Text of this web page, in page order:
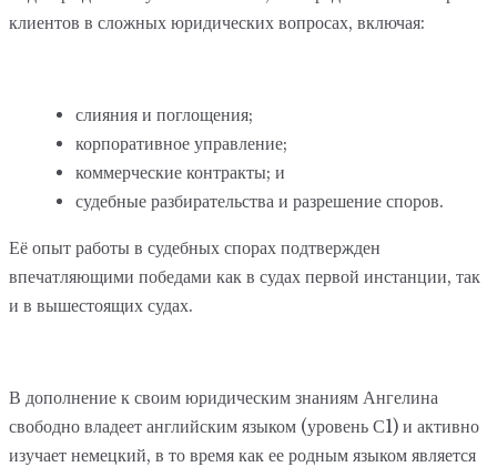
клиентов в сложных юридических вопросах, включая:
слияния и поглощения;
корпоративное управление;
коммерческие контракты; и
судебные разбирательства и разрешение споров.
Её опыт работы в судебных спорах подтвержден
впечатляющими победами как в судах первой инстанции, так
и в вышестоящих судах.
В дополнение к своим юридическим знаниям Ангелина
свободно владеет английским языком (уровень С1) и активно
изучает немецкий, в то время как ее родным языком является